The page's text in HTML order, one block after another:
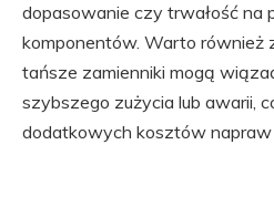
dopasowanie czy trwałość na
komponentów. Warto również
tańsze zamienniki mogą
szybszego zużycia lub awarii,
dodatkowych kosztów napraw